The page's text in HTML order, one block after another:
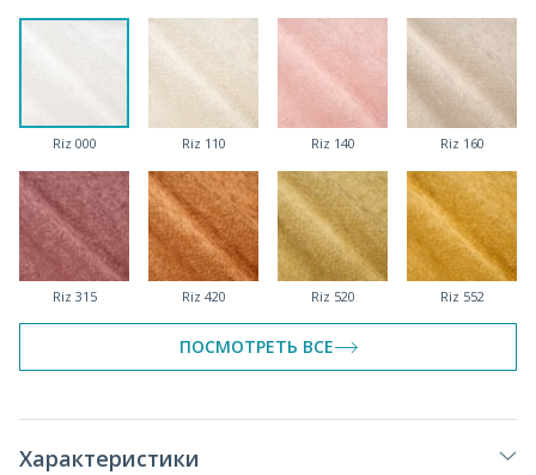
Riz 000 Riz 110 Riz 140 Riz 160
Riz 315 Riz 420 Riz 520 Riz 552
ПОСМОТРЕТЬ ВСЕ
Характеристики